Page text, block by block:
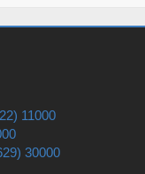
11000
30000